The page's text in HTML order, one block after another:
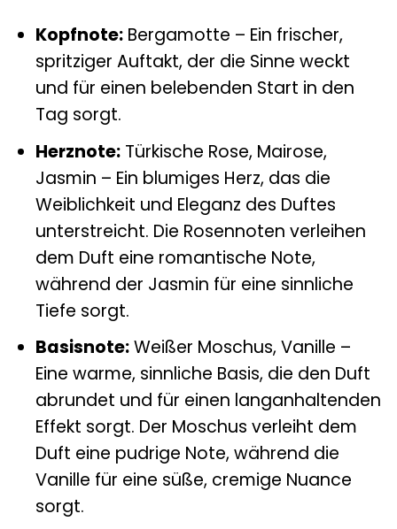
Kopfnote:Bergamotte – Ein frischer,
spritziger Auftakt, der die Sinne weckt
und für einen belebenden Start in den
Tag sorgt.
Herznote:Türkische Rose, Mairose,
Jasmin – Ein blumiges Herz, das die
Weiblichkeit und Eleganz des Duftes
unterstreicht. Die Rosennoten verleihen
dem Duft eine romantische Note,
während der Jasmin für eine sinnliche
Tiefe sorgt.
Basisnote:Weißer Moschus, Vanille –
Eine warme, sinnliche Basis, die den Duft
abrundet und für einen langanhaltenden
Effekt sorgt. Der Moschus verleiht dem
Duft eine pudrige Note, während die
Vanille für eine süße, cremige Nuance
sorgt.